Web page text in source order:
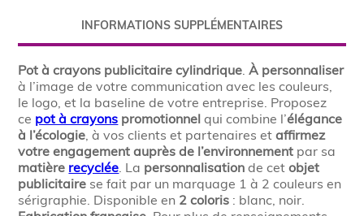
INFORMATIONS SUPPLÉMENTAIRES
Pot à crayons publicitaire cylindrique.À personnaliser
à l’image de votre communication avec les couleurs,
le logo, et la baseline de votre entreprise. Proposez
ce pot à crayons promotionnel qui combine l’élégance
à l’écologie, à vos clients et partenaires etaffirmez
votre engagement auprès de l’environnement par sa
matière recyclée. La personnalisation de cetobjet
publicitaire se fait par un marquage 1 à 2 couleurs en
sérigraphie. Disponible en 2 coloris : blanc, noir.